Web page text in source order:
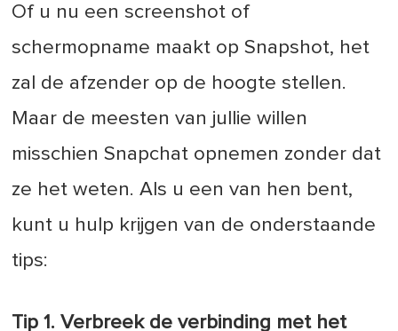
Of u nu een screenshot of
schermopname maakt op Snapshot, het
zal de afzender op de hoogte stellen.
Maar de meesten van jullie willen
misschien Snapchat opnemen zonder dat
ze het weten. Als u een van hen bent,
kunt u hulp krijgen van de onderstaande
tips:
Tip 1. Verbreek de verbinding met het